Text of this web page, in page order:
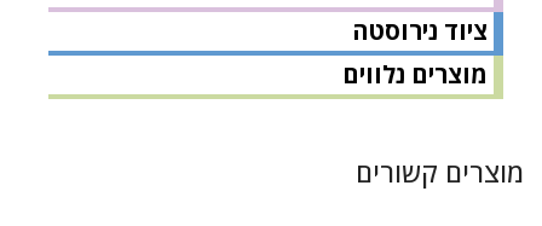
ציוד נירוסטה
מוצרים נלווים
מוצרים קשורים